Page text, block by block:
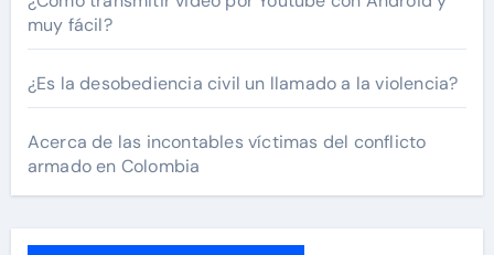
muy fácil?
¿Es la desobediencia civil un llamado a la violencia?
Acerca de las incontables víctimas del conflicto
armado en Colombia